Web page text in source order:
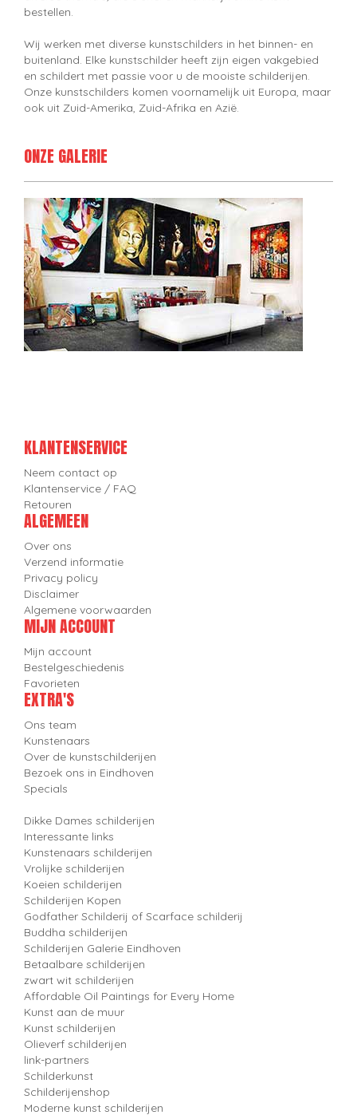
bestellen.
Wij werken met diverse kunstschilders in het binnen- en
buitenland. Elke kunstschilder heeft zijn eigen vakgebied
en schildert met passie voor u de mooiste schilderijen.
Onze kunstschilders komen voornamelijk uit Europa, maar
ook uit Zuid-Amerika, Zuid-Afrika en Azië.
ONZE GALERIE
KLANTENSERVICE
Neem contact op
Klantenservice / FAQ
Retouren
ALGEMEEN
Over ons
Verzend informatie
Privacy policy
Disclaimer
Algemene voorwaarden
MIJN ACCOUNT
Mijn account
Bestelgeschiedenis
Favorieten
EXTRA'S
Ons team
Kunstenaars
Over de kunstschilderijen
Bezoek ons in Eindhoven
Specials
Dikke Dames schilderijen
Interessante links
Kunstenaars schilderijen
Vrolijke schilderijen
Koeien schilderijen
Schilderijen Kopen
Godfather Schilderij of Scarface schilderij
Buddha schilderijen
Schilderijen Galerie Eindhoven
Betaalbare schilderijen
zwart wit schilderijen
Affordable Oil Paintings for Every Home
Kunst aan de muur
Kunst schilderijen
Olieverf schilderijen
link-partners
Schilderkunst
Schilderijenshop
Moderne kunst schilderijen